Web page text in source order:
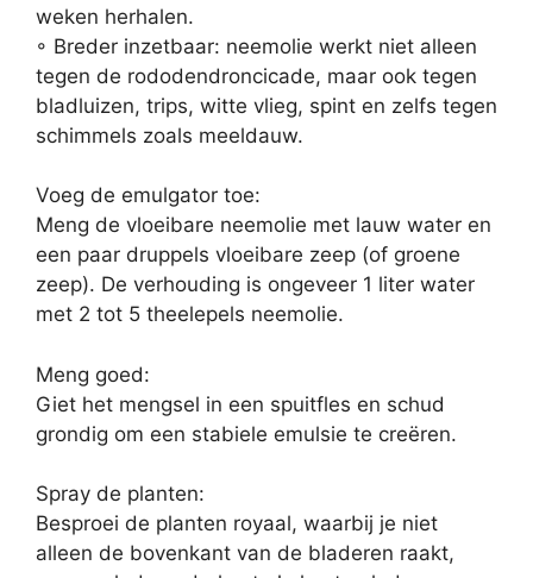
weken herhalen.
◦ Breder inzetbaar: neemolie werkt niet alleen
tegen de rododendroncicade, maar ook tegen
bladluizen, trips, witte vlieg, spint en zelfs tegen
schimmels zoals meeldauw.
Voeg de emulgator toe:
Meng de vloeibare neemolie met lauw water en
een paar druppels vloeibare zeep (of groene
zeep). De verhouding is ongeveer 1 liter water
met 2 tot 5 theelepels neemolie.
Meng goed:
Giet het mengsel in een spuitfles en schud
grondig om een stabiele emulsie te creëren.
Spray de planten:
Besproei de planten royaal, waarbij je niet
alleen de bovenkant van de bladeren raakt,